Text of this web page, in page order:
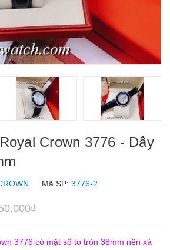
Crown 3776 - Dây
Mã SP: 3776-2
3776 có mặt số to tròn 38mm nền xà